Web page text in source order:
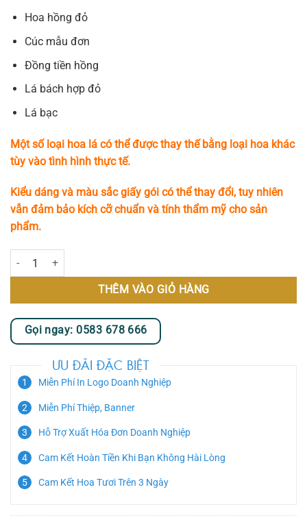
Hoa hồng đỏ
Cúc mẫu đơn
Đồng tiền hồng
Lá bách hợp đỏ
Lá bạc
Một số loại hoa lá có thể được thay thế bằng loại hoa khác
tùy vào tình hình thực tế.
Kiểu dáng và màu sắc giấy gói có thể thay đổi, tuy nhiên
vẫn đảm bảo kích cỡ chuẩn và tính thẩm mỹ cho sản
phẩm.
Kệ Hoa Chúc Mừng - Vạn Lộc số lượng
THÊM VÀO GIỎ HÀNG
Gọi ngay: 0583 678 666
ƯU ĐÃI ĐẶC BIỆT
Miễn Phí In Logo Doanh Nghiệp
Miễn Phí Thiệp, Banner
Hỗ Trợ Xuất Hóa Đơn Doanh Nghiệp
Cam Kết Hoàn Tiền Khi Bạn Không Hài Lòng
Cam Kết Hoa Tươi Trên 3 Ngày